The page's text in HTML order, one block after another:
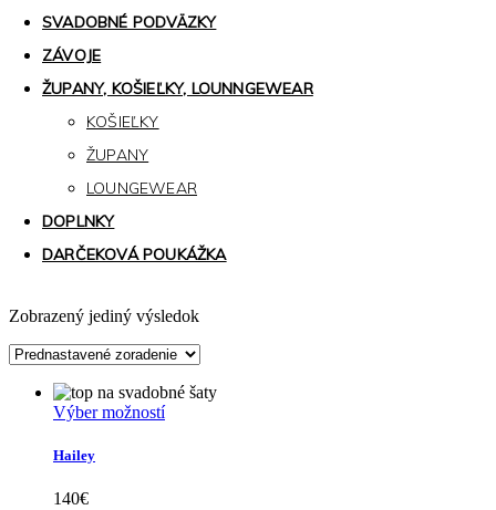
Zobrazený jediný výsledok
Výber možnostíTento
Hailey
140€
SVADOBNÉ PODVÄZKY
ZÁVOJE
ŽUPANY, KOŠIEĽKY, LOUNNGEWEAR
KOŠIEĽKY
ŽUPANY
LOUNGEWEAR
DOPLNKY
DARČEKOVÁ POUKÁŽKA